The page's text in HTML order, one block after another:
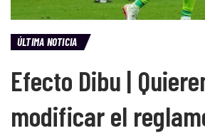
ÚLTIMA NOTICIA
Efecto Dibu |
modificar el